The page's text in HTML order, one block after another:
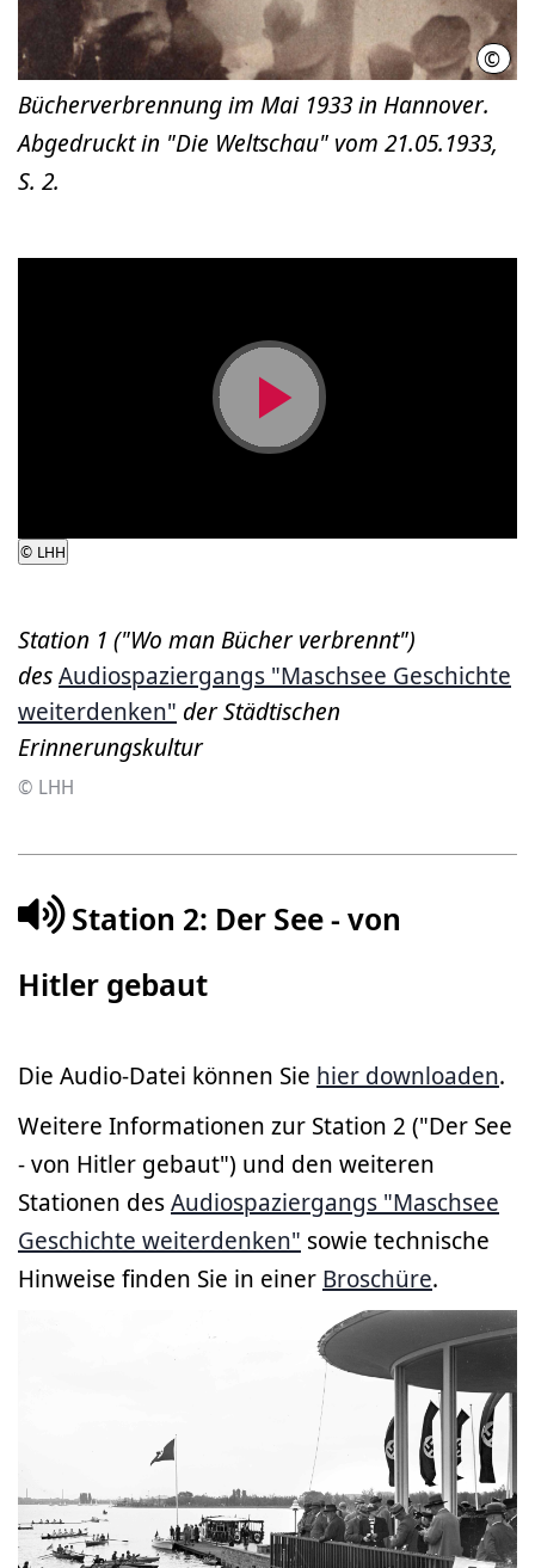
©
Bücherverbrennung im Mai 1933 in Hannover.
Abgedruckt in "Die Weltschau" vom 21.05.1933,
S. 2.
Video
© LHH
Station 1 ("Wo man Bücher verbrennt")
desAudiospaziergangs "Maschsee Geschichte
weiterdenken" der Städtischen
Erinnerungskultur
© LHH
Station 2: Der See - von
Hitler gebaut
Die Audio-Datei können Sie hier downloaden.
Weitere Informationen zur Station 2 ("Der See
- von Hitler gebaut") und den weiteren
Stationen desAudiospaziergangs "Maschsee
Geschichte weiterdenken" sowie technische
Hinweise finden Sie in einer Broschüre.